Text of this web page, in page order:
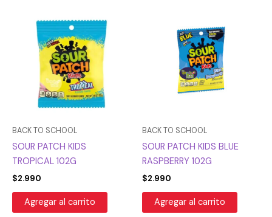
BACK TO SCHOOL
SOUR PATCH KIDS
TROPICAL 102G
$2.990
Agregar al carrito
BACK TO SCHOOL
SOUR PATCH KIDS BLUE
RASPBERRY 102G
$2.990
Agregar al carrito